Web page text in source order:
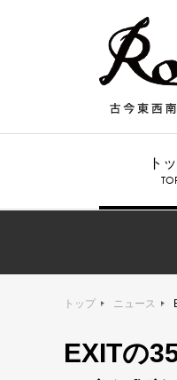
ト
トップ ニュース
EXITの